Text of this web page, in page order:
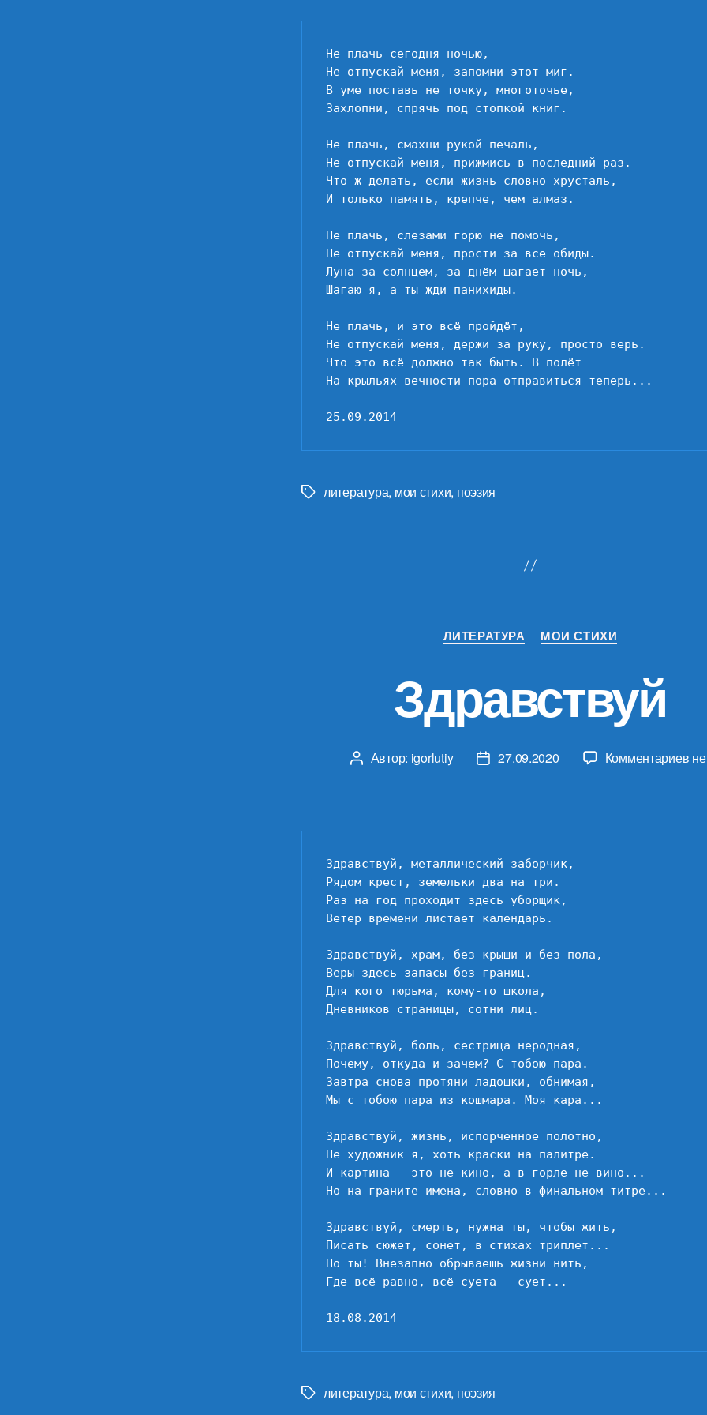
Не плачь сегодня ночью,
Не отпускай меня, запомни этот миг.
В уме поставь не точку, многоточье,
Захлопни, спрячь под стопкой книг.
Не плачь, смахни рукой печаль,
Не отпускай меня, прижмись в последний раз.
Что ж делать, если жизнь словно хрусталь,
И только память, крепче, чем алмаз.
Не плачь, слезами горю не помочь,
Не отпускай меня, прости за все обиды.
Луна за солнцем, за днём шагает ночь,
Шагаю я, а ты жди панихиды.
Не плачь, и это всё пройдёт,
Не отпускай меня, держи за руку, просто верь.
Что это всё должно так быть. В полёт
На крыльях вечности пора отправиться теперь...
25.09.2014
Меткилитература, мои стихи, поэзия
Рубрики
ЛИТЕРАТУРА МОИ СТИХИ
Здравствуй
Автор
Автор: igorlutiy
Дата27.09.2020 Комментариевк
Здравствуй, металлический заборчик,
Рядом крест, земельки два на три.
Раз на год проходит здесь уборщик,
Ветер времени листает календарь.
Здравствуй, храм, без крыши и без пола,
Веры здесь запасы без границ.
Для кого тюрьма, кому-то школа,
Дневников страницы, сотни лиц.
Здравствуй, боль, сестрица неродная,
Почему, откуда и зачем? С тобою пара.
Завтра снова протяни ладошки, обнимая,
Мы с тобою пара из кошмара. Моя кара...
Здравствуй, жизнь, испорченное полотно,
Не художник я, хоть краски на палитре.
И картина - это не кино, а в горле не вино...
Но на граните имена, словно в финальном титре...
Здравствуй, смерть, нужна ты, чтобы жить,
Писать сюжет, сонет, в стихах триплет...
Но ты! Внезапно обрываешь жизни нить,
Где всё равно, всё суета - сует...
18.08.2014
Меткилитература, мои стихи, поэзия